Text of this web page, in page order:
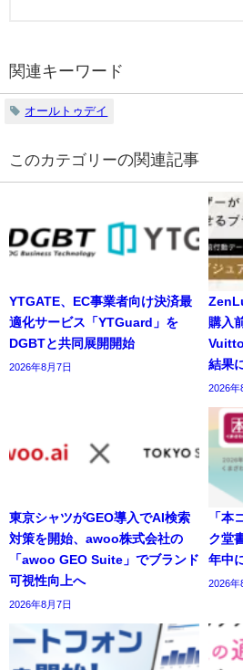
関連キーワード
オールトゥデイ
の関連記事
YTGATE、EC事業者向け決済最
適化サービス「YTGuard」を
DGBTと共同展開開始
2026年8月7日
購入
結果
2026年
東京シャツがGEO導入でAI検索
対策を開始、awoo株式会社の
「awoo GEO Suite」でブランド
可視性向上へ
2026年8月7日
「本
ク堂
年中
2026年